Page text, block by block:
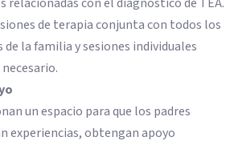
de terapia conjunta con todos los
la familia y sesiones individuales
un espacio para que los padres
experiencias, obtengan apoyo